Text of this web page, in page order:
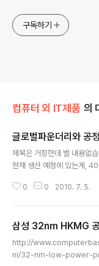
구독하기
컴퓨터 외 IT제품 의
글로벌파운더리와 공
제목은 거창한데 별 내용없
현재 생산 예정에 있는게,
초 로드맵대로면 3사분기
된 자세한 자료는 밑의 것
play/semiconductors-
0 0 2010. 7. 5.
삼성 32nm HKMG
http://
ni/32-nm-low-power-